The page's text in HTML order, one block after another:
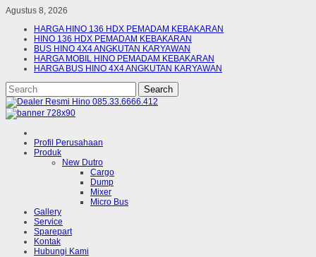
Agustus 8, 2026
HARGA HINO 136 HDX PEMADAM KEBAKARAN
HINO 136 HDX PEMADAM KEBAKARAN
BUS HINO 4X4 ANGKUTAN KARYAWAN
HARGA MOBIL HINO PEMADAM KEBAKARAN
HARGA BUS HINO 4X4 ANGKUTAN KARYAWAN
Profil Perusahaan
Produk
New Dutro
Cargo
Dump
Mixer
Micro Bus
Gallery
Service
Sparepart
Kontak
Hubungi Kami